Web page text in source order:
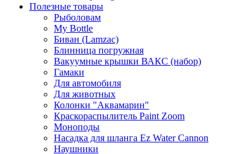
Полезные товары
Рыболовам
My Bottle
Биван (Lamzac)
Блинница погружная
Вакуумные крышки ВАКС (набор)
Гамаки
Для автомобиля
Для животных
Колонки "Аквамарин"
Краскораспылитель Paint Zoom
Моноподы
Насадка для шланга Ez Water Cannon
Наушники